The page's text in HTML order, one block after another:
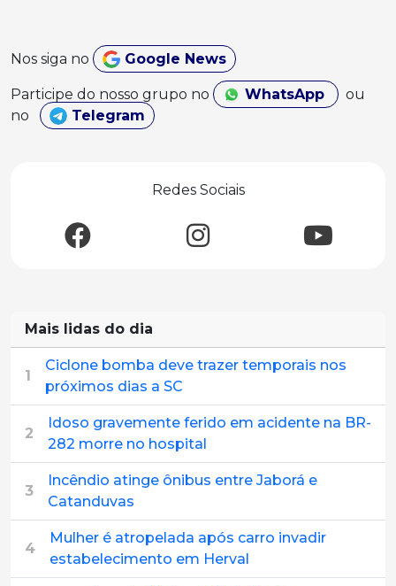
Nos siga no Google News
Participe do nosso grupo no WhatsApp
ou
no
Telegram
Redes Sociais
Mais lidas do dia
1
Ciclone bomba deve trazer temporais nos
próximos dias a SC
2
Idoso gravemente ferido em acidente na BR-
282 morre no hospital
3
Incêndio atinge ônibus entre Jaborá e
Catanduvas
4
Mulher é atropelada após carro invadir
estabelecimento em Herval